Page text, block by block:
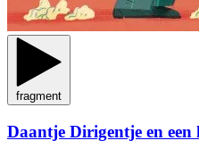
fragment
Daantje Dirigentje en een